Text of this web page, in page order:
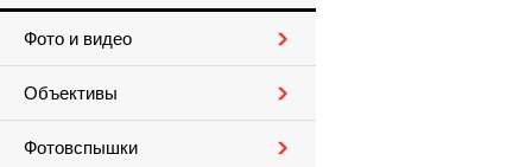
Фото и видео
Объективы
Фотовспышки